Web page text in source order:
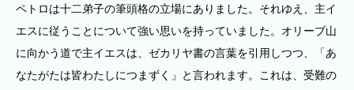
ペトロは十二弟子の筆頭格の立場にありました。それゆえ、主イ
エスに従うことについて強い思いを持っていました。オリーブ山
に向かう道で主イエスは、ゼカリヤ書の言葉を引用しつつ、「あ
なたがたは皆わたしにつまずく」と言われます。これは、受難の